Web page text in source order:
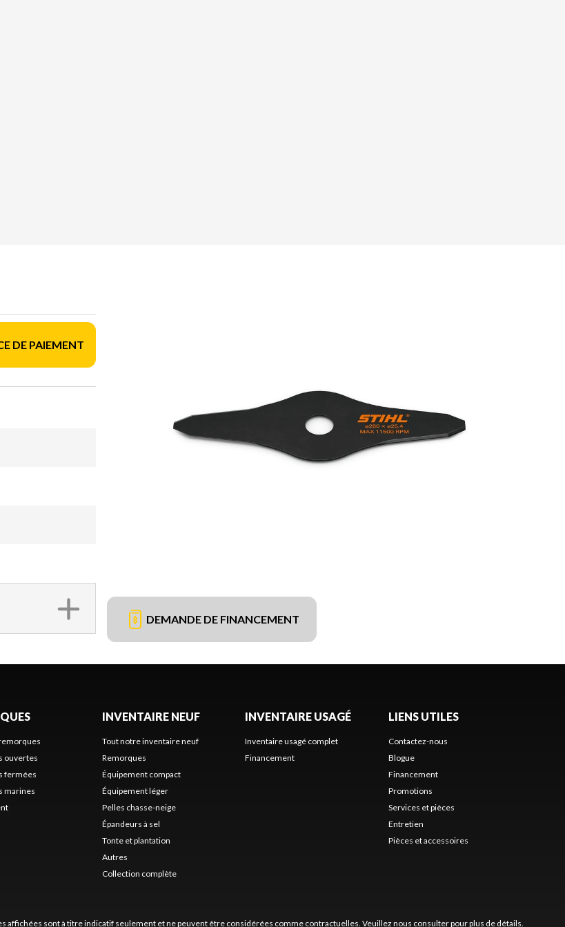
DE PAIEMENT
DEMANDE DE FINANCEMENT
ouvertes
fermées
marines
INVENTAIRE NEUF
Tout notre inventaire neuf
Remorques
Équipement compact
Équipement léger
Pelles chasse-neige
Épandeurs à sel
Tonte et plantation
Autres
Collection complète
INVENTAIRE USAGÉ
Inventaire usagé complet
Financement
LIENS UTILES
Contactez-nous
Blogue
Financement
Promotions
Services et pièces
Entretien
Pièces et accessoires
affichées sont à titre indicatif seulement et ne peuvent être considérées comme contractuelles. Veuillez nous consulter pour plus de détails.